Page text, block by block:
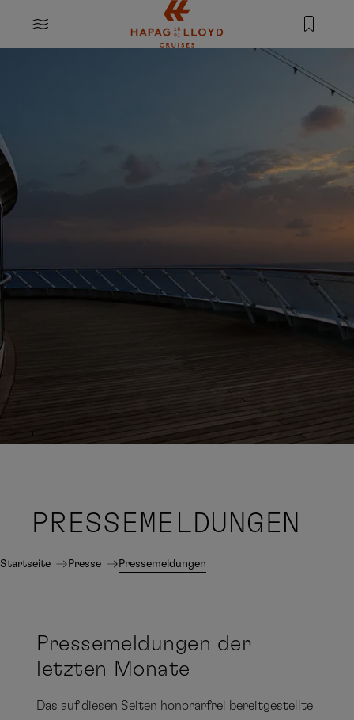
Springe zum Hauptinhalt
MENU
PRESSE MELDUNGEN
Startseite Presse Pressemeldungen
Pressemeldungen der
letzten Monate
Das auf diesen Seiten honorarfrei bereitgestellte